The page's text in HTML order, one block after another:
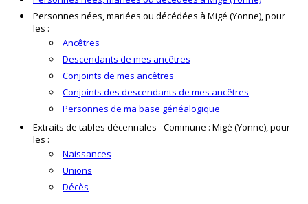
Personnes nées, mariées ou décédées à Migé (Yonne), pour
les :
Ancêtres
Descendants de mes ancêtres
Conjoints de mes ancêtres
Conjoints des descendants de mes ancêtres
Personnes de ma base généalogique
Extraits de tables décennales - Commune : Migé (Yonne), pour
les :
Naissances
Unions
Décès